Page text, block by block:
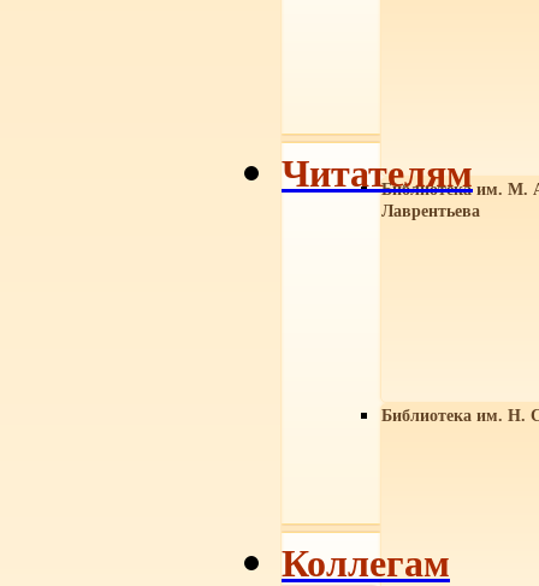
Библиотека им. М.
Лаврентьева
Библиотека им. Н.
Читателям
Коллегам